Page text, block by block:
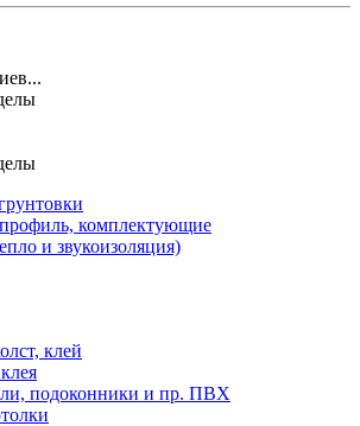
комплектующие
и звукоизоляция)
клей
подоконники и пр. ПВХ